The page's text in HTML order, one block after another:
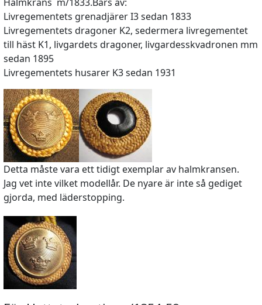
Livregementets grenadjärer I3 sedan 1833
Livregementets dragoner K2, sedermera livregementet
till häst K1, livgardets dragoner, livgardesskvadronen mm
sedan 1895
Livregementets husarer K3 sedan 1931
Detta måste vara ett tidigt exemplar av halmkransen.
Jag vet inte vilket modellår. De nyare är inte så gediget
gjorda, med läderstopping.